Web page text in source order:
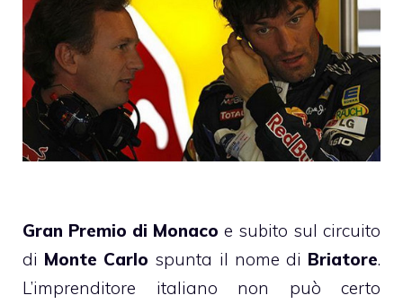
Gran Premio di Monaco e subito sul circuito
di Monte Carlo spunta il nome di Briatore.
L’imprenditore italiano non può certo